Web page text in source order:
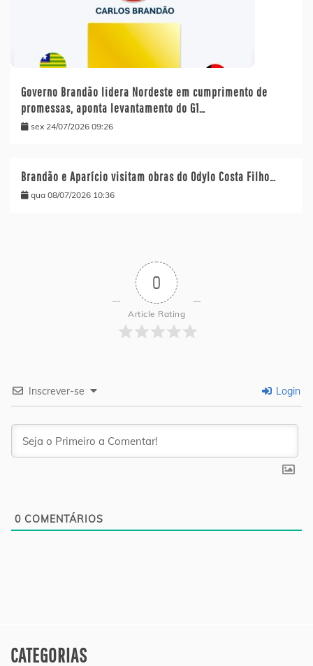
Governo Brandão lidera Nordeste em cumprimento de
promessas, aponta levantamento do G1…
sex 24/07/2026 09:26
Brandão e Aparício visitam obras do Odylo Costa Filho…
qua 08/07/2026 10:36
0
Article Rating
Inscrever-se Login
0 COMENTÁRIOS
CATEGORIAS